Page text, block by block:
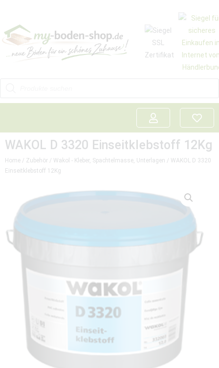
WAKOL D 3320 Einseitklebstoff 12Kg
Home / Zubehör / Wakol - Kleber, Spachtelmasse, Unterlagen / WAKOL D 3320
Einseitklebstoff 12Kg